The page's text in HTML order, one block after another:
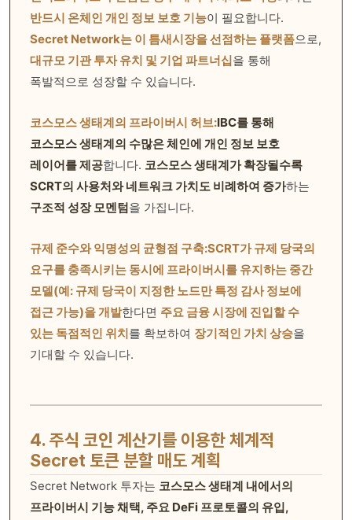
반드시 온체인 개인 정보 보호 기능이 필요합니다.
Secret Network는 이 틈새시장을 선점하는 플랫폼으로,
대규모 기관 투자 유치 및 기업 파트너십을 통해
폭발적으로 성장할 수 있습니다.
코스모스 생태계의 프라이버시 허브:IBC를 통해
코스모스 생태계의 수많은 체인에 개인 정보 보호
레이어를 제공합니다. 코스모스 생태계가 확장될수록
SCRT의 사용처와 네트워크 가치도 비례하여 증가하는
구조적 성장 모멘텀을 가집니다.
규제 준수와 익명성의 균형점 구축:SCRT가 규제 당국의
요구를 충족시키는 동시에 프라이버시를 유지하는 중간
모델(예: 규제 당국이 지정한 노드만 특정 감사 정보에
접근 가능)을 개발한다면 주요 금융 시장에 진입할 수
있는 독점적인 위치를 확보하여 장기적인 가치 상승을
기대할 수 있습니다.
4. 주식 코인 계산기를 이용한 체계적
Secret 토큰 분할 매도 계획
Secret Network 투자는 코스모스 생태계 내에서의
프라이버시 기능 채택, 주요 DeFi 프로토콜의 유입,